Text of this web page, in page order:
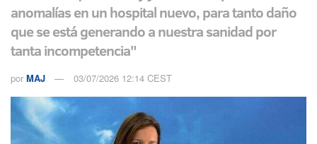
anomalías en un hospital nuevo, para tanto daño
que se está generando a nuestra sanidad por
tanta incompetencia"
por MAJ 03/07/2026 12:14 CEST